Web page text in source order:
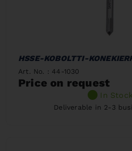
HSSE-KOBOLTTI-
Art. No. : 44-1030
Price on request
In Stock
Deliverable in 2-3